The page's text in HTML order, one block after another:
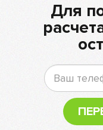
Для